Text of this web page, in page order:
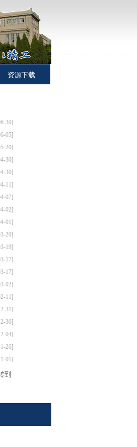
资源下载
30]
05]
20]
30]
30]
11]
07]
02]
01]
20]
19]
17]
17]
02]
11]
31]
30]
04]
26]
01]
到